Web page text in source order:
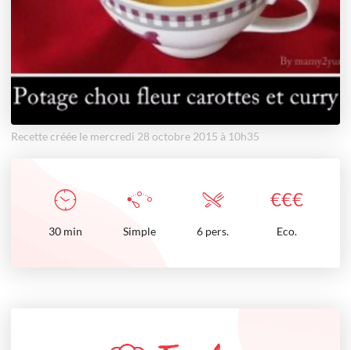
Recette créée le mercredi 28 octobre 2015 à 10h35
€€€
30 min Simple 6 pers. Eco.